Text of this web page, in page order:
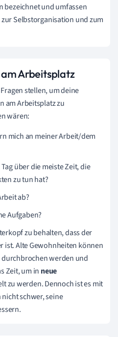
bezeichnet und umfassen
Selbstorganisation und zum
Arbeitsplatz
stellen, um deine
am Arbeitsplatz zu
wären:
mich an meiner Arbeit/dem
über die meiste Zeit, die
zu tun hat?
ab?
Aufgaben?
zu behalten, dass der
ist. Alte Gewohnheiten können
werden und
Zeit, um in neue
zu werden. Dennoch ist es mit
schwer, seine